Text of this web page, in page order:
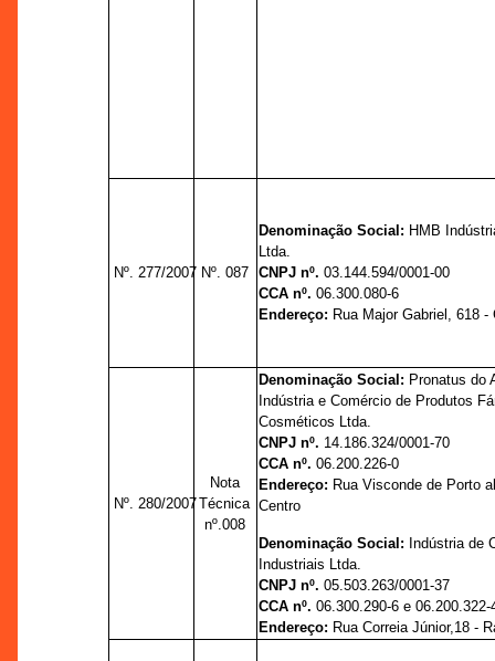
Nº. 277/2007 Nº. 087
Denominação Social: HMB
Ltda.
CNPJ nº.03.144.594/0001-00
CCA nº.06.300.080-6
Endereço: Rua Major Gabriel, 618 -
Nº. 280/2007
Nota
Técnica
nº.008
Denominação Social: Pronatus do
Indústria e Comércio de Produtos
Cosméticos Ltda.
CNPJ nº. 14.186.324/0001-70
CCA nº.06.200.226-0
Endereço: Rua Visconde de Porto
Centro
Denominação Social: Indústria de
Industriais Ltda.
CNPJ nº.05.503.263/0001-37
CCA nº.06.300.290-6 e 06.200.322-
Endereço: Rua Correia Júnior,18 -